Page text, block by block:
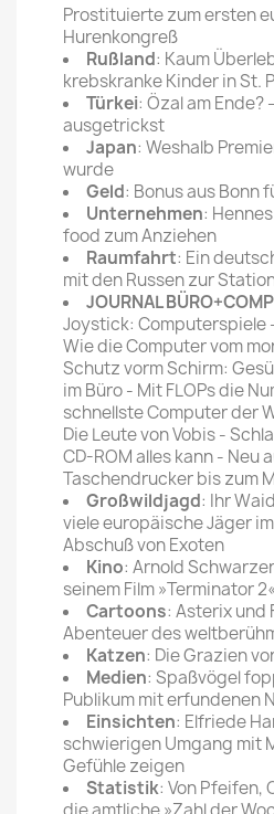
Prostituierte zum ersten
Hurenkongreß
Rußland: Kaum
krebskranke Kinder in St.
Türkei: Özal am Ende?
ausgetrickst
Japan: Weshalb
wurde
Geld: Bonus aus Bonn
Unternehmen:
food zum Anziehen
Raumfahrt: Ein
mit den Russen zur
JOURNAL
Joystick: Computerspiele
Wie die Computer vom
Schutz vorm Schirm:
im Büro - Mit FLOPs die
schnellste Computer der
Die Leute von Vobis -
CD-ROM alles kann - Neu
Taschendrucker bis zum
Großwildjagd: Ihr
viele europäische Jäger
Abschuß von Exoten
Kino: Arnold
seinem Film »Terminator
Cartoons: Asterix und
Abenteuer des
Katzen: Die Grazien
Medien: Spaßvögel
Publikum mit erfundenen
Einsichten: Elfriede
schwierigen Umgang mit
Gefühle zeigen
Statistik: Von Pfeifen,